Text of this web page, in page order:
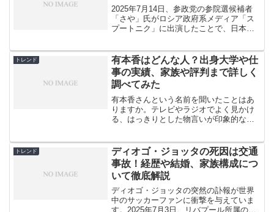
2025年7月14日、参政党の参院選候補者
「さや」氏がロシア政府系メディア「ス
プートニク」に出演したことで、日本の
いた「参政党とロシアの関係」につい
て、様々な陰謀論が一...
トレンド
有本香はどんな人？出身大学や仕
事の実績、家族や評判まで詳しく
調べてみた
有本香さんという名前を聞いたことはあ
りますか。テレビやラジオでよく見かけ
る、はっきりとした物言いが印象的な女
おり、2025年の参議院選挙にも出馬予定
となっています。チベ...
トレンド
ディオゴ・ジョッタの死因は交通
事故！経歴や結婚、家族構成につ
いて徹底解説
ディオゴ・ジョッタの突然の訃報が世界
中のサッカーファンに衝撃を与えていま
す。2025年7月3日、リバプール所属のポ